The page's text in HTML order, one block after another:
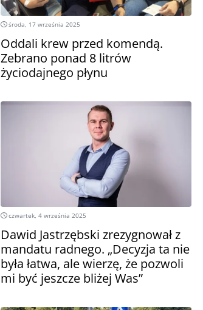
środa, 17 września 2025
Oddali krew przed komendą.
Zebrano ponad 8 litrów
życiodajnego płynu
czwartek, 4 września 2025
Dawid Jastrzębski zrezygnował z
mandatu radnego. „Decyzja ta nie
była łatwa, ale wierzę, że pozwoli
mi być jeszcze bliżej Was”